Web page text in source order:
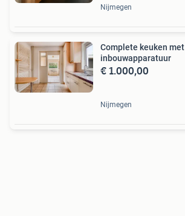
Nijmegen
Complete keuken met
inbouwapparatuur
€ 1.000,00
Nijmegen